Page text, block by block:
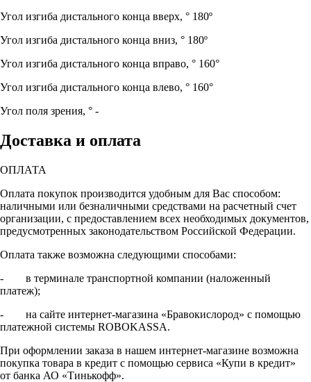
Угол изгиба дистального конца вверх, ° 180º
Угол изгиба дистального конца вниз, ° 180º
Угол изгиба дистального конца вправо, ° 160°
Угол изгиба дистального конца влево, ° 160°
Угол поля зрения, ° -
Доставка и оплата
ОПЛАТА
Оплата покупок производится удобным для Вас способом:
наличными или безналичными средствами на расчетный счет
организации, с предоставлением всех необходимых документов,
предусмотренных законодательством Российской Федерации.
Оплата также возможна следующими способами:
- в терминале транспортной компании (наложенный
платеж);
- на сайте интернет-магазина «Бравокислород» с помощью
платежной системы ROBOKASSA.
При оформлении заказа в нашем интернет-магазине возможна
покупка товара в кредит с помощью сервиса «Купи в кредит»
от банка АО «Тинькофф».